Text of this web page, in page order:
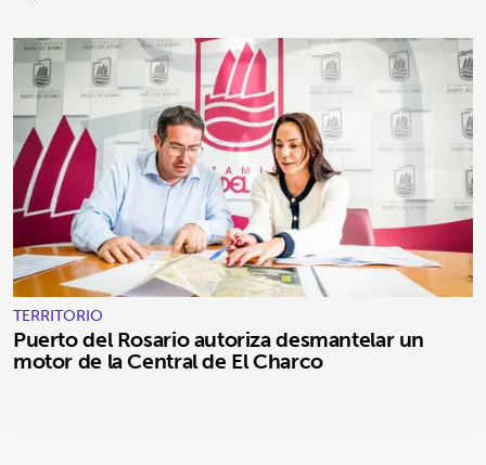
TERRITORIO
Puerto del Rosario autoriza desmantelar un
motor de la Central de El Charco